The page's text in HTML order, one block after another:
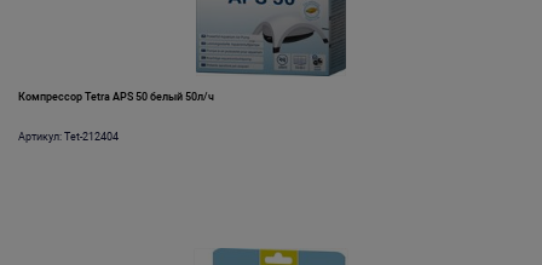
Компрессор Tetra АРS 50 белый 50л/ч
Артикул: Tet-212404